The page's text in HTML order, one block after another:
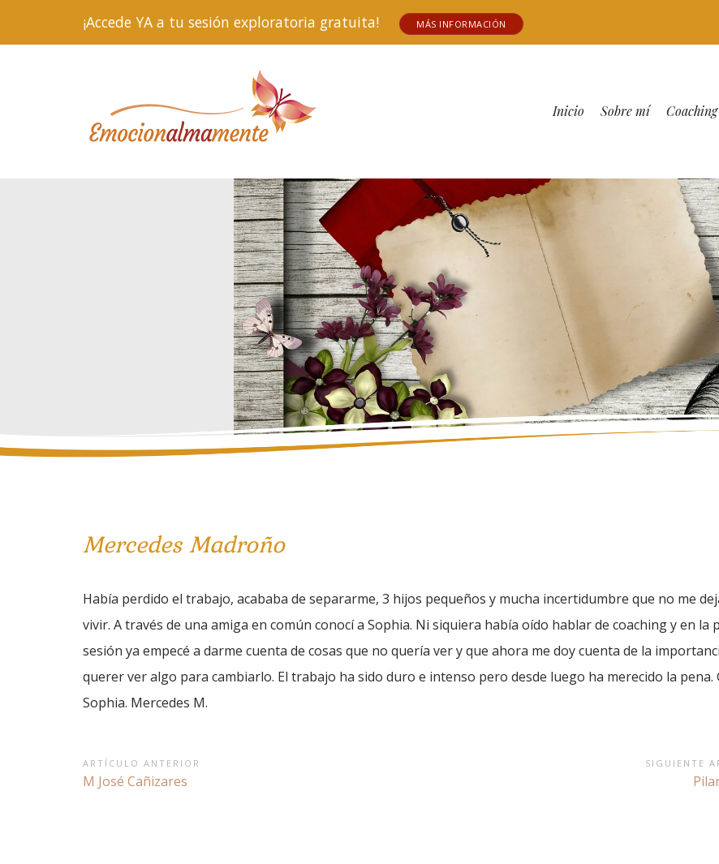
¡Accede YA a tu sesión exploratoria gratuita! MÁS INFORMACIÓN
Inicio Sobre mí Coaching
Mercedes Madroño
Había perdido el trabajo, acababa de separarme, 3 hijos pequeños y mucha incertidumbre que no me
vivir. A través de una amiga en común conocí a Sophia. Ni siquiera había oído hablar de coaching y en la
sesión ya empecé a darme cuenta de cosas que no quería ver y que ahora me doy cuenta de la
querer ver algo para cambiarlo. El trabajo ha sido duro e intenso pero desde luego ha merecido la pena.
Sophia. Mercedes M.
Navegación
de
ARTÍCULO ANTERIOR
Artículo
M José Cañizares
SIGUIENTE